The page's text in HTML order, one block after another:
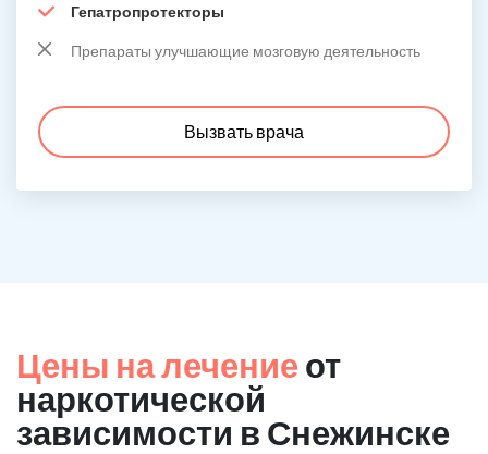
Гепатропротекторы
Препараты улучшающие мозговую деятельность
Вызвать врача
Цены на лечение от
наркотической
зависимости в Снежинске